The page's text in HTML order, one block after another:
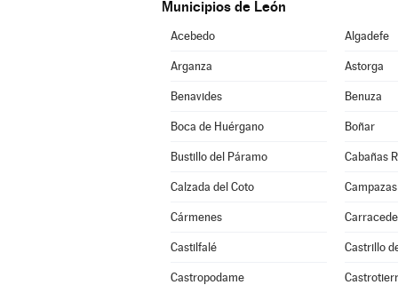
Municipios de León
Acebedo Algadefe
Arganza Astorga
Benavides Benuza
Boca de Huérgano Boñar
Bustillo del Páramo Cabañas
Calzada del Coto Campazas
Cármenes
Castilfalé Castrillo
Castropodame